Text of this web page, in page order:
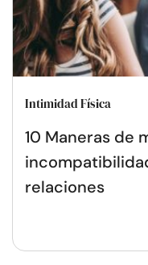
Intimidad Física
10 Maneras de
relaciones